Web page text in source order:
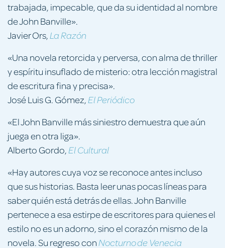
trabajada, impecable, que da su identidad al nombre
de John Banville».
Javier Ors,La Razón
«Una novela retorcida y perversa, con alma de thriller
y espíritu insuflado de misterio: otra lección magistral
de escritura fina y precisa».
José Luis G. Gómez,El Periódico
«El John Banville más siniestro demuestra que aún
juega en otra liga».
Alberto Gordo,El Cultural
«Hay autores cuya voz se reconoce antes incluso
que sus historias. Basta leer unas pocas líneas para
saber quién está detrás de ellas. John Banville
pertenece a esa estirpe de escritores para quienes el
estilo no es un adorno, sino el corazón mismo de la
novela. Su regreso conNocturno de Venecia